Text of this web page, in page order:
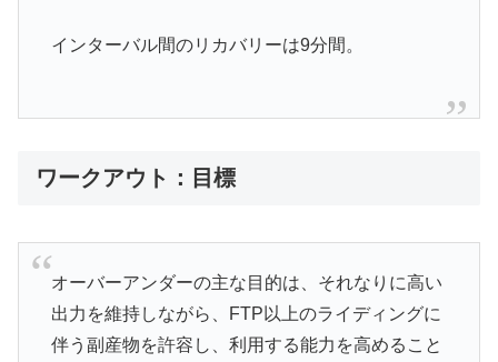
インターバル間のリカバリーは9分間。
ワークアウト：目標
オーバーアンダーの主な目的は、それなりに高い
出力を維持しながら、FTP以上のライディングに
伴う副産物を許容し、利用する能力を高めること